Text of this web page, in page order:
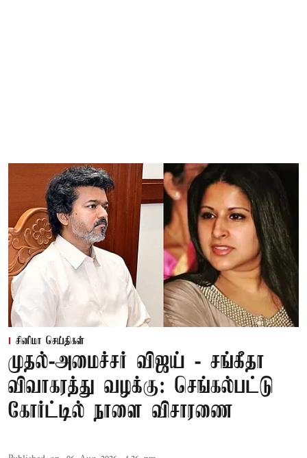
சினிமா செய்திகள்
முதல்-அமைச்சர் விஜய் - சங்கீதா
விவாகரத்து வழக்கு: செங்கல்பட்டு
கோர்ட்டில் நாளை விசாரணை